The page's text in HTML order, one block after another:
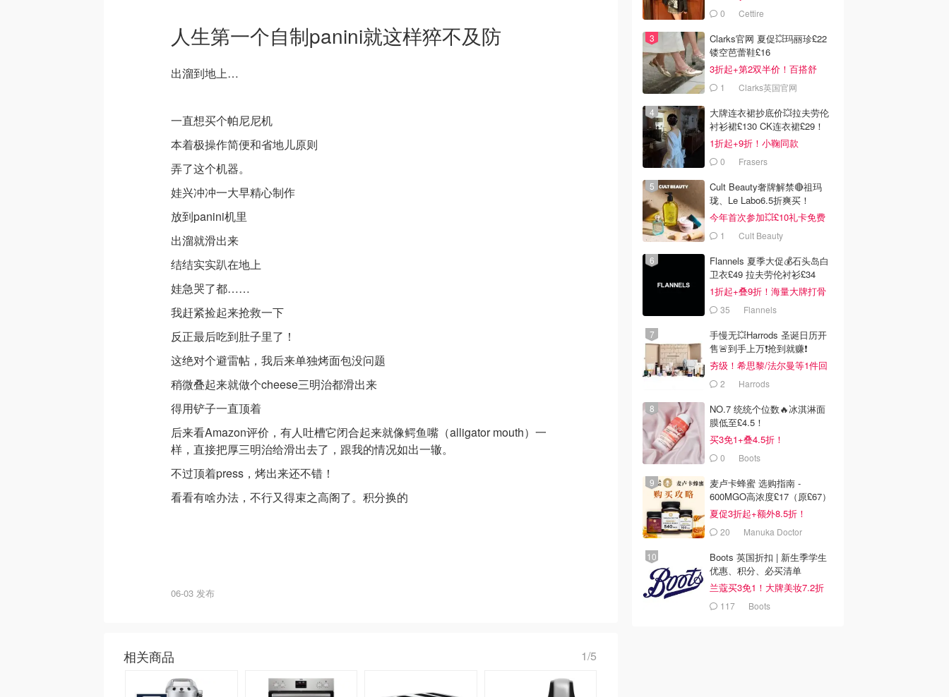
人生第一个自制panini就这样猝不及防
出溜到地上…
一直想买个帕尼尼机
本着极操作简便和省地儿原则
弄了这个机器。
娃兴冲冲一大早精心制作
放到panini机里
出溜就滑出来
结结实实趴在地上
娃急哭了都……
我赶紧捡起来抢救一下
反正最后吃到肚子里了！
这绝对个避雷帖，我后来单独烤面包没问题
稍微叠起来就做个cheese三明治都滑出来
得用铲子一直顶着
后来看Amazon评价，有人吐槽它闭合起来就像鳄鱼嘴（alligator mouth）一
样，直接把厚三明治给滑出去了，跟我的情况如出一辙。
不过顶着press，烤出来还不错！
看看有啥办法，不行又得束之高阁了。积分换的
06-03 发布
相关商品 1/5
0 Cettire
Clarks官网 夏促💥玛丽珍£22
镂空芭蕾鞋£16
3折起+第2双半价！百搭舒
服！1 Clarks英国官网
大牌连衣裙抄底价💥拉夫劳伦
衬衫裙£130 CK连衣裙£29！
1折起+9折！小鞠同款
Ganni£88
0 Frasers
Cult Beauty奢牌解禁🔴祖玛
珑、Le Labo6.5折爽买！
今年首次参加💥£10礼卡免费
拿 1 Cult Beauty
Flannels 夏季大促💰石头岛白
卫衣£49 拉夫劳伦衬衫£34
1折起+叠9折！海量大牌打骨
折！
35 Flannels
手慢无💥Harrods 圣诞日历开
售🚨到手上万❗️抢到就赚❗️
夯级！希思黎/法尔曼等1件回
本！2 Harrods
NO.7 统统个位数🔥冰淇淋面
膜低至£4.5！
买3免1+叠4.5折！
0 Boots
麦卢卡蜂蜜 选购指南 -
600MGO高浓度£17（原£67）
夏促3折起+额外8.5折！
20 Manuka Doctor
Boots 英国折扣 | 新生季学生
优惠、积分、必买清单
兰蔻买3免1！大牌美妆7.2折
117 Boots